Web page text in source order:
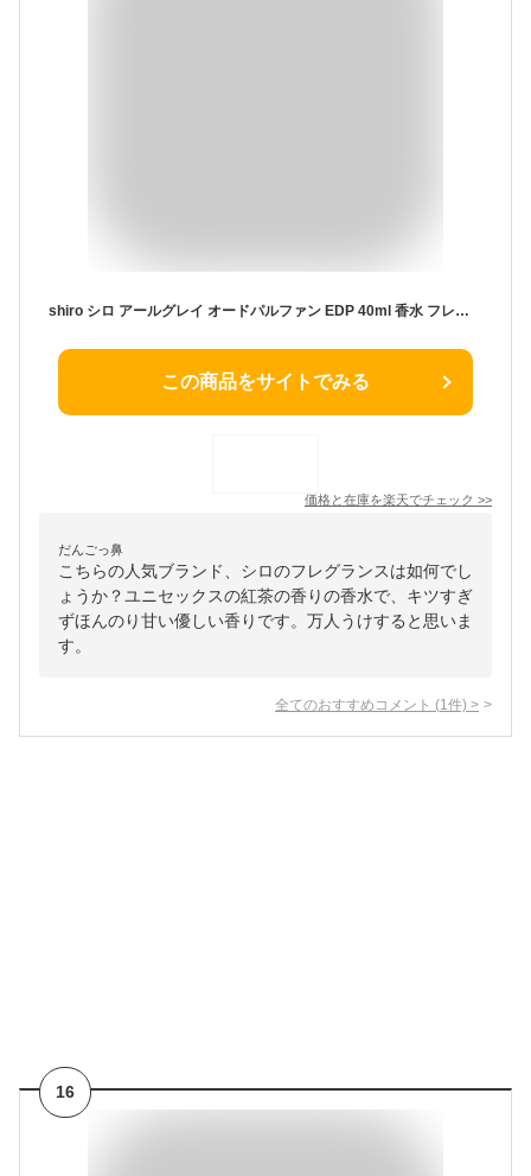
shiro シロ アールグレイ オードパルファン EDP 40ml 香水 フレグランス 紅茶の香り 父の日 実用的
この商品をサイトでみる
価格と在庫を楽天でチェック >>
だんごっ鼻
こちらの人気ブランド、シロのフレグランスは如何でし
ょうか？ユニセックスの紅茶の香りの香水で、キツすぎ
ずほんのり甘い優しい香りです。万人うけすると思いま
す。
全てのおすすめコメント (1 件) >
16